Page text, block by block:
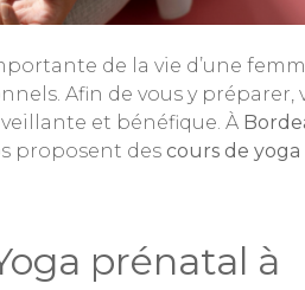
de la vie d’une
Afin de vous y préparer,
et bénéfique. À
proposent des cours de yoga
prénatal à